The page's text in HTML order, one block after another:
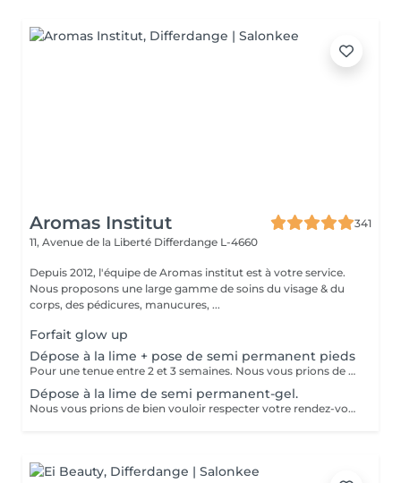
Aromas Institut
341
11, Avenue de la Liberté Differdange L-4660
Depuis 2012, l'équipe de Aromas institut est à votre service.
Nous proposons une large gamme de soins du visage & du
corps, des pédicures, manucures, ...
Forfait glow up
Dépose à la lime + pose de semi permanent pieds
Pour une tenue entre 2 et 3 semaines. Nous vous prions de bien vouloir respecter votre rendez-vous. En prenant rendez-vous, vous occupez une place, dont une autre personne aurait éventuellement besoin. Tout rendez-vous non annulé 24h en avance, est susceptible d'être facturé. (Si vous ne pouvez pas vous présenter à votre RDV, proposez-le éventuellement à un proche ou à un ami) Toute l'équipe de Aromas Institut vous remercie pour votre respect et votre compréhension.
Dépose à la lime de semi permanent-gel.
Nous vous prions de bien vouloir respecter votre rendez-vous. En prenant rendez-vous, vous occupez une place, dont une autre personne aurait éventuellement besoin. Tout rendez-vous non annulé 24h en avance, est susceptible d'être facturé. (Si vous ne pouvez pas vous présenter à votre RDV, proposez-le éventuellement à un proche ou à un ami) Toute l'équipe de Aromas Institut vous remercie pour votre respect et votre compréhension.